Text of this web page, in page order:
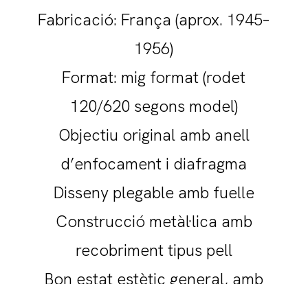
Fabricació: França (aprox. 1945–
1956)
Format: mig format (rodet
120/620 segons model)
Objectiu original amb anell
d’enfocament i diafragma
Disseny plegable amb fuelle
Construcció metàl·lica amb
recobriment tipus pell
Bon estat estètic general, amb